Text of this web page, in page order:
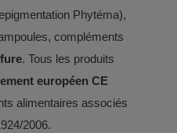
Phytéma),
compléments
. Tous les produits
européen CE
alimentaires associés
2006.